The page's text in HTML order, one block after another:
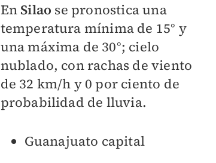
En Silao se pronostica una
temperatura mínima de 15° y
una máxima de 30°; cielo
nublado, con rachas de viento
de 32 km/h y 0 por ciento de
probabilidad de lluvia.
Guanajuato capital